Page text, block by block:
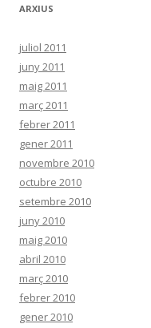
ARXIUS
juliol 2011
juny 2011
maig 2011
març 2011
febrer 2011
gener 2011
novembre 2010
octubre 2010
setembre 2010
juny 2010
maig 2010
abril 2010
març 2010
febrer 2010
gener 2010